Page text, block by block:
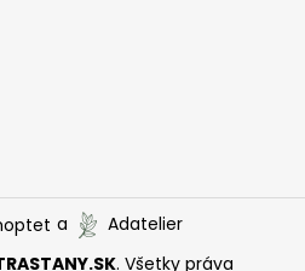
a
Adatelier
. Všetky práva